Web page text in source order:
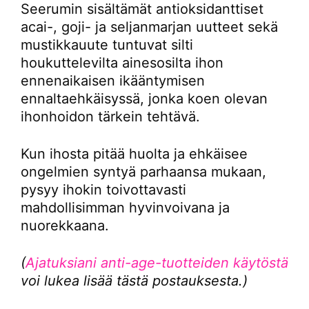
Seerumin sisältämät antioksidanttiset
acai-, goji- ja seljanmarjan uutteet sekä
mustikkauute tuntuvat silti
houkuttelevilta ainesosilta ihon
ennenaikaisen ikääntymisen
ennaltaehkäisyssä, jonka koen olevan
ihonhoidon tärkein tehtävä.
Kun ihosta pitää huolta ja ehkäisee
ongelmien syntyä parhaansa mukaan,
pysyy ihokin toivottavasti
mahdollisimman hyvinvoivana ja
nuorekkaana.
(Ajatuksiani anti-age-tuotteiden käytöstä
voi lukea lisää tästä postauksesta.)